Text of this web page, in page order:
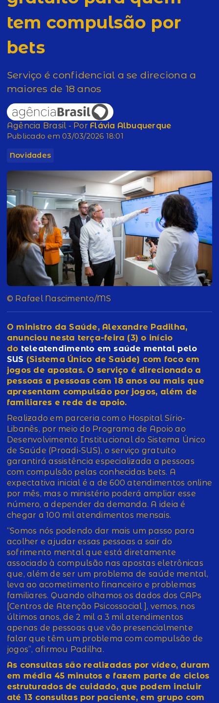
tem compulsão por
bets
Serviço é confidencial a se direciona a
maiores de 18 anos
Agência Brasil - Por Flávia Albuquerque
Publicado em 03/03/2026 18:01
Novidades
© Rafael Nascimento/MS
O ministro da Saúde, Alexandre Padilha,
anunciou nesta terça-feira (3) o início
do teleatendimento em saúde mental pelo
SUS (Sistema Único de Saúde) com foco em
jogos de apostas. O serviço é direcionado a
pessoas a pessoas com 18 anos ou mais que
apresentam compulsão por jogos, além de
familiares e rede de apoio.
Realizado em parceria com o Hospital Sírio-
Libanês, por meio do Programa de Apoio ao
Desenvolvimento Institucional do Sistema Único
de Saúde (Proadi-SUS), o serviço gratuito
garantirá assistência especializada a pessoas
com compulsão pelas conhecidas bets. A
expectativa inicial é a de 600 atendimentos online
por mês, mas o ministério poderá ampliar esse
número, a depender da demanda. A ideia é
chegar a 100 mil atendimentos mensais.
“Somos nós podendo dar mais um passo para
acolher e ajudar essas pessoas a sair do
sofrimento mental que está diretamente
associado à compulsão nas apostas eletrônicas
que, além de ser um problema de saúde mental,
leva ao acometimento financeiro e problemas
familiares. Quando olhamos os dados dos CAPs
[Centros de Atenção Psicossocial ], vemos, nos
últimos anos, de 2 mil a 3 mil atendimentos
apenas de pessoas que vão presencialmente
falar que têm um problema com compulsão de
jogos”, afirmou Padilha.
As consultas são realizadas por vídeo, duram
em média 45 minutos e fazem parte de ciclos
estruturados de cuidado, que podem incluir
até 13 consultas por paciente, em grupo com